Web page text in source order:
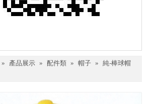
» 產品展示 » 配件類 » 帽子 » 純-棒球帽